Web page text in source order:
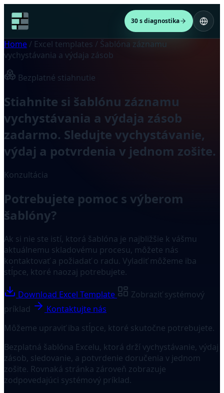
30 s diagnostika
Home / Excel templates / Šablóna záznamu
vychystávania a výdaja zásob
Bezplatné stiahnutie
Stiahnite si šablónu záznamu
vychystávania a výdaja zásob
zadarmo. Sledujte vychystávanie,
výdaj a potvrdenia v jednom zošite.
Konzultácia
Potrebujete pomoc s výberom
šablóny?
Ak si nie ste istí, ktorá šablóna je najbližšie k vášmu
aktuálnemu skladovému procesu, môžete nás
kontaktovať a požiadať o radu. Vyladiť môžeme iba
stĺpce, ktoré naozaj potrebujete.
Download Excel Template
Zobraziť systémový
príklad
Kontaktujte nás
Môžeme upraviť iba stĺpce, ktoré skutočne potrebujete.
Bezplatná šablóna Excelu, ktorá drží vychystávanie, výdaj
zásob, sledovanie, a potvrdenie doručenia v jednom
zošite. Rovnaká stránka zároveň zobrazuje
zodpovedajúci systémový príklad.